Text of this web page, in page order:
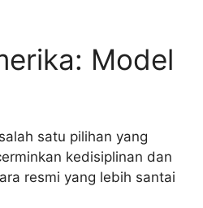
Model
satu pilihan yang
kedisiplinan dan
resmi yang lebih santai